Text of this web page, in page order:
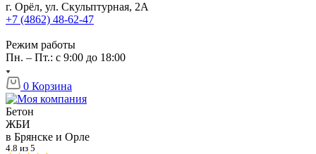
г. Орёл, ул. Скульптурная, 2А
+7 (4862) 48-62-47
Режим работы
Пн. – Пт.: с 9:00 до 18:00
0 Корзина
Бетон
ЖБИ
в Брянске и Орле
4.8 из 5